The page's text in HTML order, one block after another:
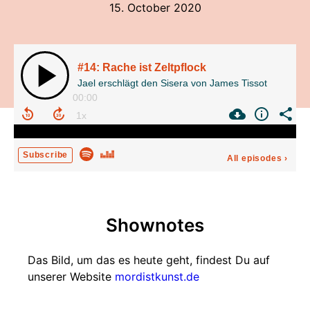
15. October 2020
#14: Rache ist Zeltpflock
Jael erschlägt den Sisera von James Tissot
00:00
Subscribe All episodes ›
Shownotes
Das Bild, um das es heute geht, findest Du auf
unserer Website mordistkunst.de